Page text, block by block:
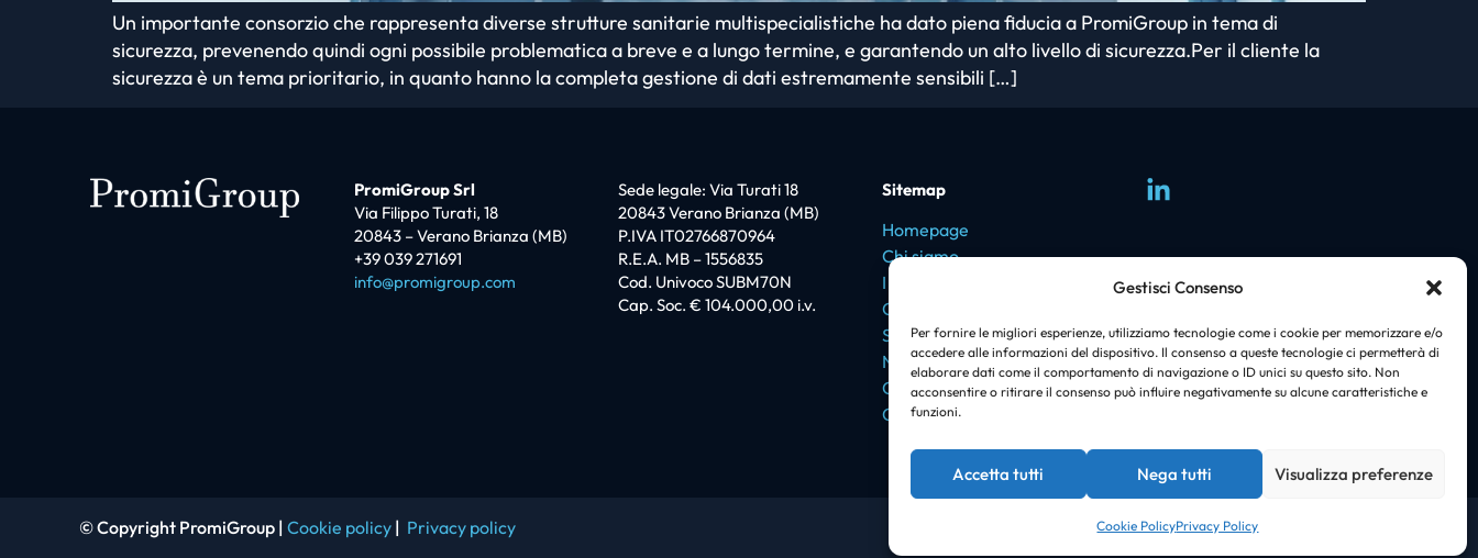
Gestisci Consenso
Per fornire le migliori esperienze, utilizziamo tecnologie come i cookie per memorizzare e/o
accedere alle informazioni del dispositivo. Il consenso a queste tecnologie ci permetterà di
elaborare dati come il comportamento di navigazione o ID unici su questo sito. Non
acconsentire o ritirare il consenso può influire negativamente su alcune caratteristiche e
funzioni.
Accetta tutti Nega tutti Visualizza preferenze
Cookie PolicyPrivacy Policy
Un importante consorzio che rappresenta diverse strutture sanitarie multispecialistiche ha dato piena fiducia a PromiGroup in tema di
sicurezza, prevenendo quindi ogni possibile problematica a breve e a lungo termine, e garantendo un alto livello di sicurezza.Per il cliente la
sicurezza è un tema prioritario, in quanto hanno la completa gestione di dati estremamente sensibili […]
PromiGroup Srl
Via Filippo Turati, 18
20843 – Verano Brianza (MB)
+39 039 271691
info@promigroup.com
Sede legale: Via Turati 18
20843 Verano Brianza (MB)
P.IVA IT02766870964
R.E.A. MB – 1556835
Cod. Univoco SUBM70N
Cap. Soc. € 104.000,00 i.v.
Sitemap
Homepage
Chi siamo
I love PromiGroup
Certificazioni
Soluzioni
News
Case history
Contatti
© Copyright PromiGroup | Cookie policy | Privacy policy